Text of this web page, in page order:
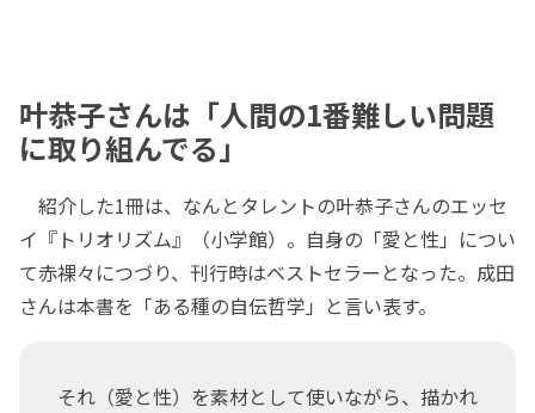
叶恭子さんは「人間の1番難しい問題
に取り組んでる」
紹介した1冊は、なんとタレントの叶恭子さんのエッセ
イ『トリオリズム』（小学館）。自身の「愛と性」につい
て赤裸々につづり、刊行時はベストセラーとなった。成田
さんは本書を「ある種の自伝哲学」と言い表す。
それ（愛と性）を素材として使いながら、描かれ